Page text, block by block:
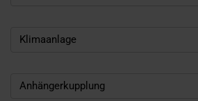
Klimaanlage
Anhängerkupplung